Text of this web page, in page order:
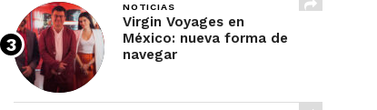
NOTICIAS
Virgin Voyages en
México: nueva forma de
navegar